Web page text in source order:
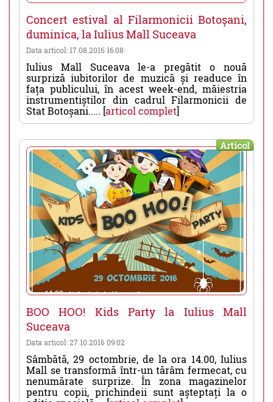
Concert estival al Filarmonicii Botoșani,
duminica, la Iulius Mall Suceava
Data articol: 17.08.2016 16:08
Iulius Mall Suceava le-a pregătit o nouă
surpriză iubitorilor de muzică și readuce în
fața publicului, în acest week-end, măiestria
instrumentiștilor din cadrul Filarmonicii de
Stat Botoșani..... [articol complet]
Articol
BOO HOO! Kids Party la Iulius Mall
Suceava
Data articol: 27.10.2016 09:02
Sâmbătă, 29 octombrie, de la ora 14.00, Iulius
Mall se transformă într-un tărâm fermecat, cu
nenumărate surprize. În zona magazinelor
pentru copii, prichindeii sunt așteptați la o